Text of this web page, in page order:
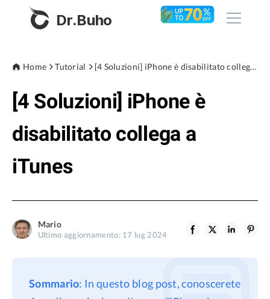
Dr.Buho
Prodotti
BuhoCleaner
BuhoRepair
BuhoLaunchpad
Negozio
Blog
Privacy
Home Tutorial [4 Soluzioni] iPhone è disabilitato collega a iTunes
[4 Soluzioni] iPhone è
disabilitato collega a
iTunes
Mario
Ultimo aggiornamento: 17 lug 2024
Sommario: In questo blog post, conoscerete